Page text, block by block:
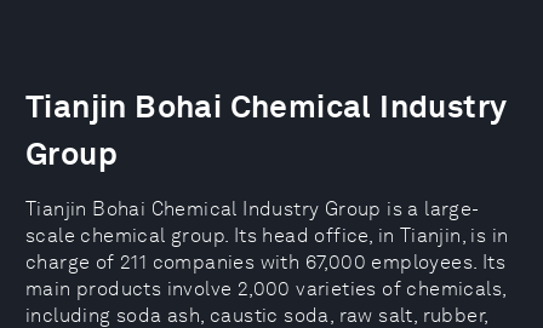
Tianjin Bohai Chemical Industry
Group
Tianjin Bohai Chemical Industry Group is a large-
scale chemical group. Its head office, in Tianjin, is in
charge of 211 companies with 67,000 employees. Its
main products involve 2,000 varieties of chemicals,
including soda ash, caustic soda, raw salt, rubber,